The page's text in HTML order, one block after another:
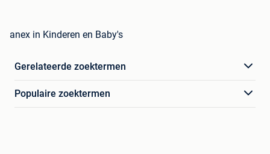
anex in Kinderen en Baby's
Gerelateerde zoektermen
Populaire zoektermen